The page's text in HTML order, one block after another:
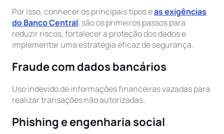
Por isso, conhecer os principais tipos eas exigências
do Banco Central, são os primeiros passos para
reduzir riscos, fortalecer a proteção dos dados e
implementar uma estratégia eficaz de segurança.
Fraude com dados bancários
Uso indevido de informações financeiras vazadas para
realizar transações não autorizadas.
Phishing e engenharia social